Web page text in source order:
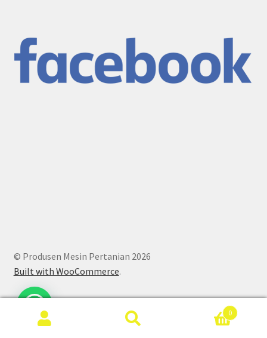
© Produsen Mesin Pertanian 2026
Built with WooCommerce.
0